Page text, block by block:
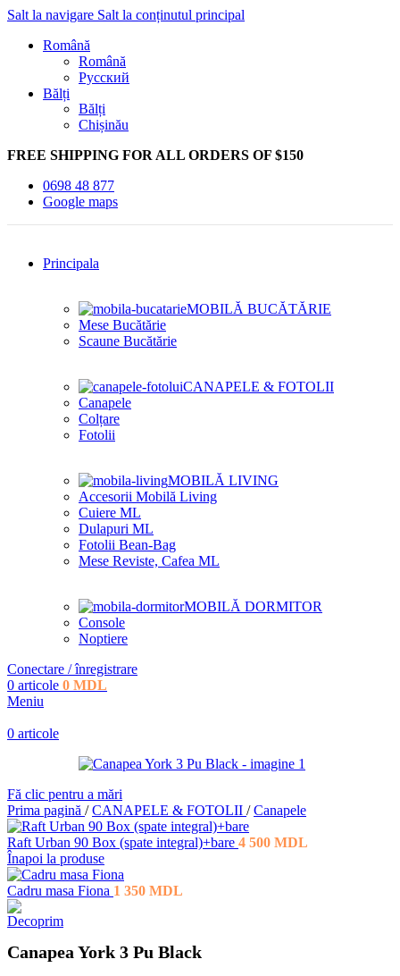
Salt la navigare Salt la conținutul principal
Română
Română
Русский
Bălți
Bălți
Chișinău
FREE SHIPPING FOR ALL ORDERS OF $150
0698 48 877
Google maps
Principala
MOBILĂ BUCĂTĂRIE
Mese Bucătărie
Scaune Bucătărie
CANAPELE & FOTOLII
Canapele
Colțare
Fotolii
MOBILĂ LIVING
Accesorii Mobilă Living
Cuiere ML
Dulapuri ML
Fotolii Bean-Bag
Mese Reviste, Cafea ML
MOBILĂ DORMITOR
Console
Noptiere
Conectare / înregistrare
0 articole 0 MDL
Meniu
0 articole
Fă clic pentru a mări
Prima pagină / CANAPELE & FOTOLII / Canapele
Raft Urban 90 Box (spate integral)+bare 4 500 MDL
Înapoi la produse
Cadru masa Fiona 1 350 MDL
Canapea York 3 Pu Black